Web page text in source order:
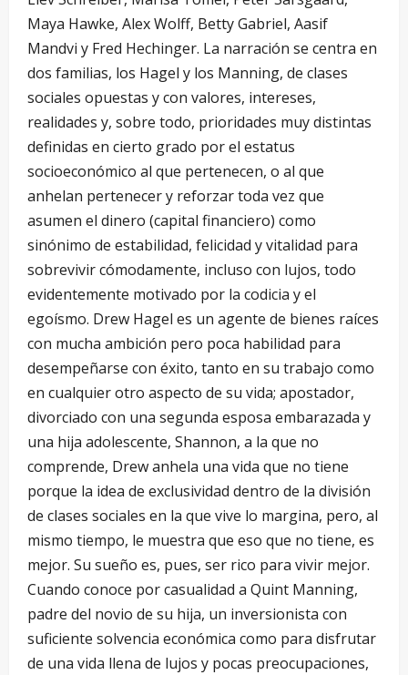
Maya Hawke, Alex Wolff, Betty Gabriel, Aasif
Mandvi y Fred Hechinger. La narración se centra en
dos familias, los Hagel y los Manning, de clases
sociales opuestas y con valores, intereses,
realidades y, sobre todo, prioridades muy distintas
definidas en cierto grado por el estatus
socioeconómico al que pertenecen, o al que
anhelan pertenecer y reforzar toda vez que
asumen el dinero (capital financiero) como
sinónimo de estabilidad, felicidad y vitalidad para
sobrevivir cómodamente, incluso con lujos, todo
evidentemente motivado por la codicia y el
egoísmo. Drew Hagel es un agente de bienes raíces
con mucha ambición pero poca habilidad para
desempeñarse con éxito, tanto en su trabajo como
en cualquier otro aspecto de su vida; apostador,
divorciado con una segunda esposa embarazada y
una hija adolescente, Shannon, a la que no
comprende, Drew anhela una vida que no tiene
porque la idea de exclusividad dentro de la división
de clases sociales en la que vive lo margina, pero, al
mismo tiempo, le muestra que eso que no tiene, es
mejor. Su sueño es, pues, ser rico para vivir mejor.
Cuando conoce por casualidad a Quint Manning,
padre del novio de su hija, un inversionista con
suficiente solvencia económica como para disfrutar
de una vida llena de lujos y pocas preocupaciones,